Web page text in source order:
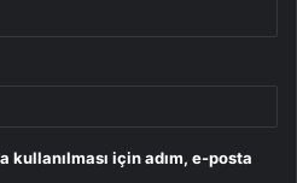
kullanılması için adım, e-posta